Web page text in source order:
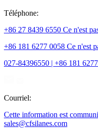
Téléphone:
+86 27 8439 6550 Ce n'est
+86 181 6277 0058 Ce n'est
027-84396550 | +86 181
Courriel:
Cette information est
sales@cfsilanes.com